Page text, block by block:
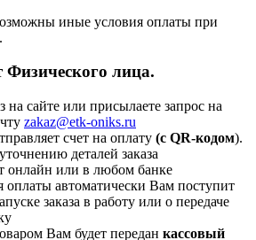
иные условия оплаты при
Физического лица.
на сайте или присылаете запрос на
zakaz@etk-oniks.ru
счет на оплату (с QR-кодом).
деталей заказа
онлайн или в любом банке
оплаты автоматически Вам поступит
заказа в работу или о передаче
Вам будет передан кассовый